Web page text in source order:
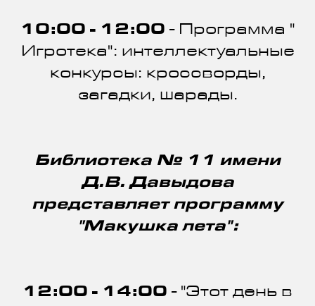
10:00 - 12:00 - Программа "
Игротека": интеллектуальные
конкурсы: кроссворды,
загадки, шарады.
Библиотека № 11 имени
Д.В. Давыдова
представляет программу
"Макушка лета":
12:00 - 14:00 - "Этот день в